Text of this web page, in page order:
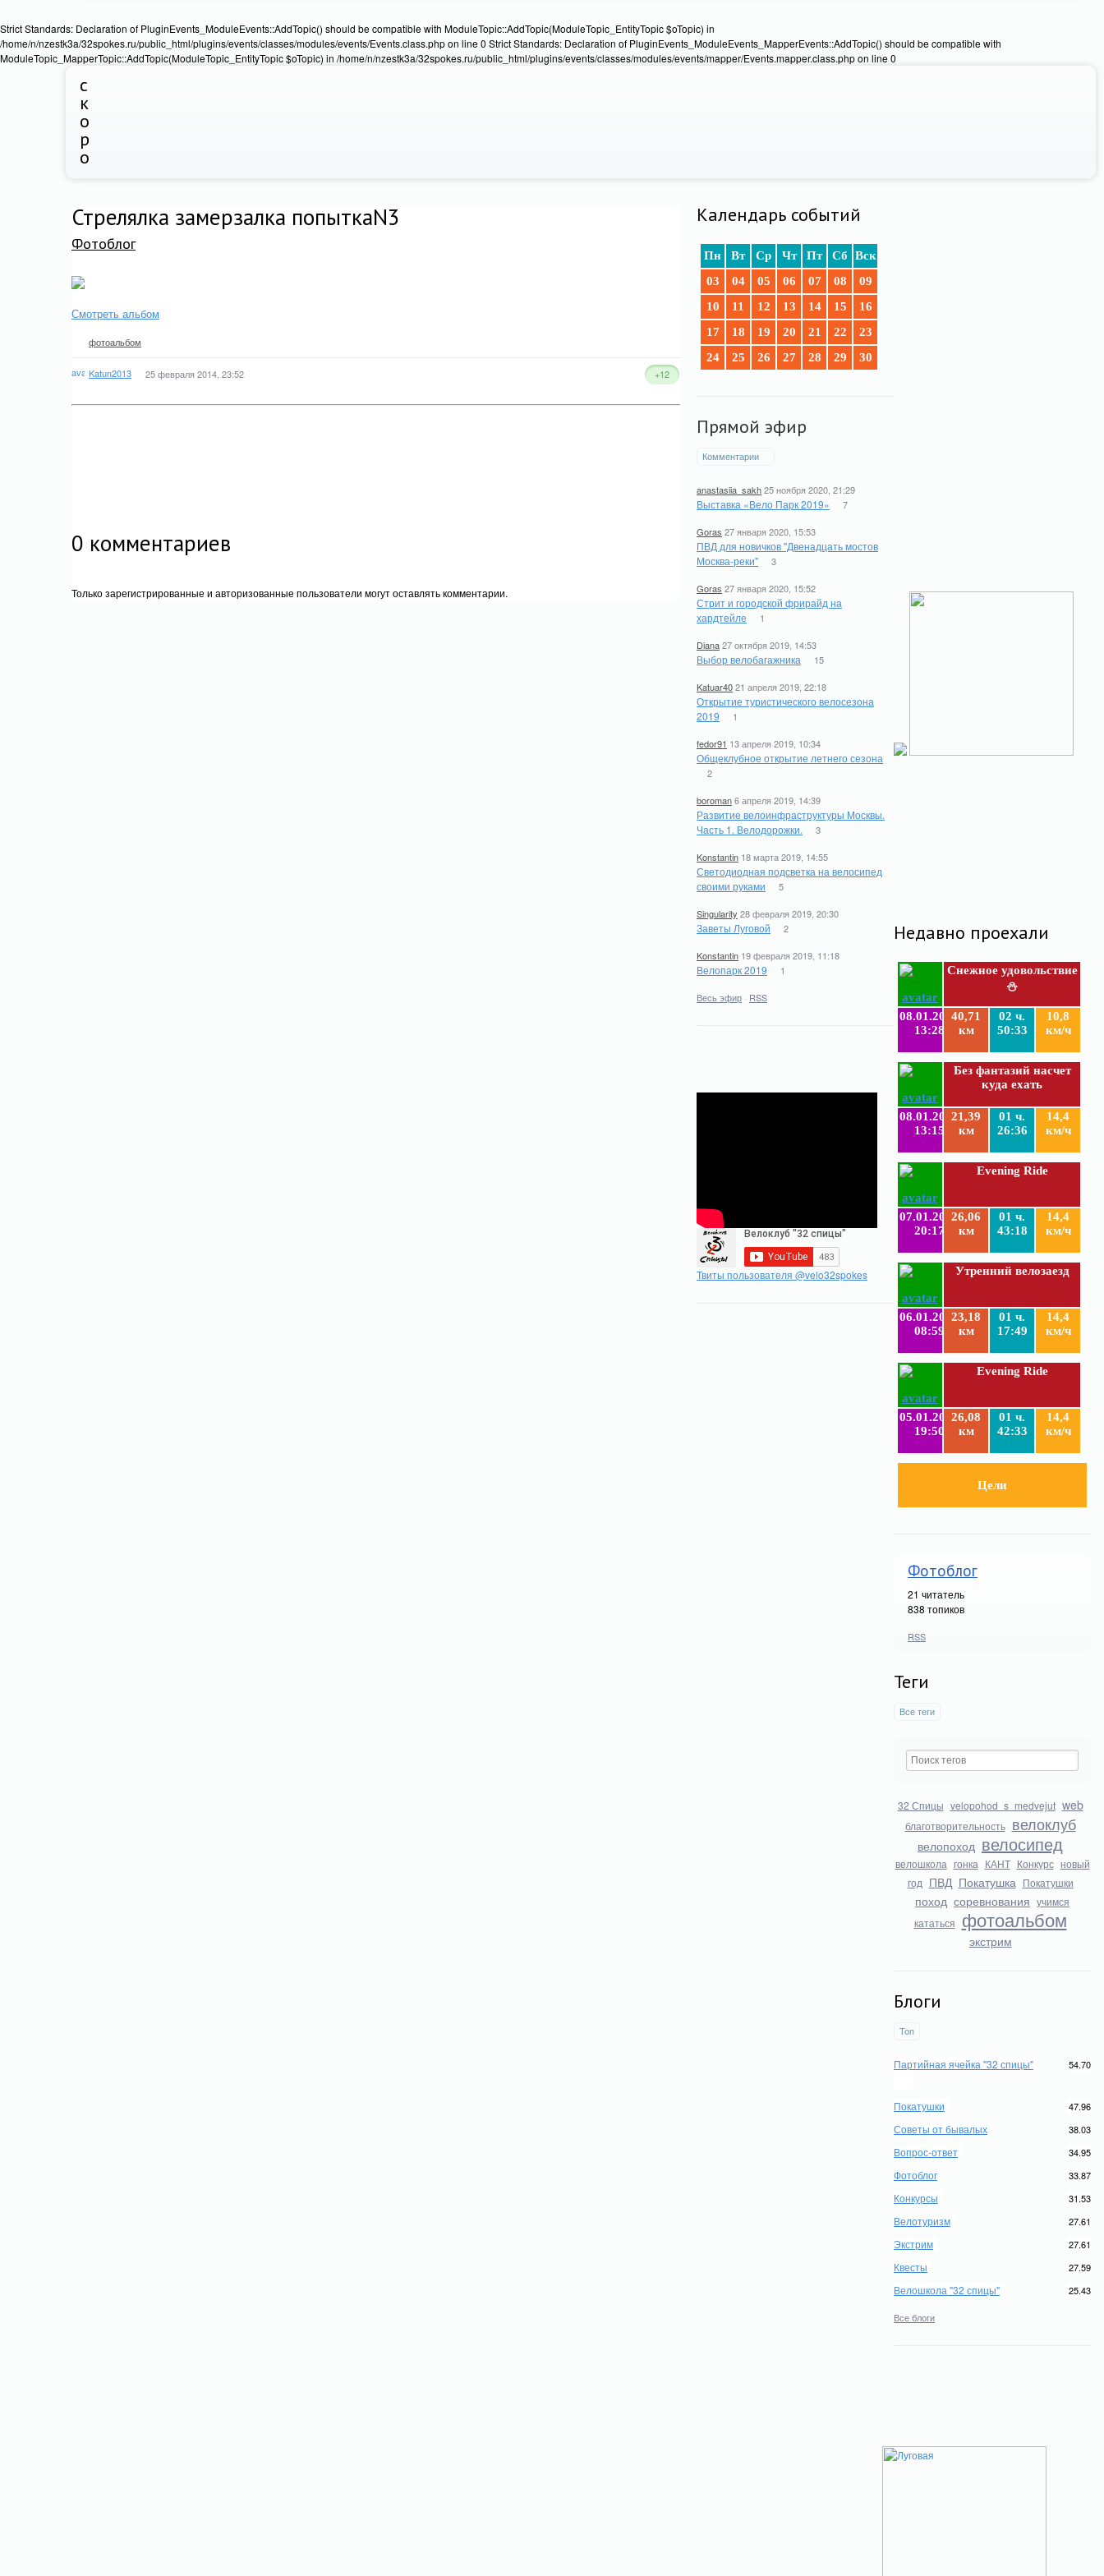
Strict Standards: Declaration of PluginEvents_ModuleEvents::AddTopic() should be compatible with ModuleTopic::AddTopic(ModuleTopic_EntityTopic $oTopic) in
/home/n/nzestk3a/32spokes.ru/public_html/plugins/events/classes/modules/events/Events.class.php on line 0 Strict Standards: Declaration of PluginEvents_ModuleEvents_MapperEvents::AddTopic() should be compatible with
ModuleTopic_MapperTopic::AddTopic(ModuleTopic_EntityTopic $oTopic) in /home/n/nzestk3a/32spokes.ru/public_html/plugins/events/classes/modules/events/mapper/Events.mapper.class.php on line 0
с
к
о
р
о
Недавно проехали
Снежное удовольствие
⛄
08.01.2019
13:28
40,71
км
02 ч.
50:33
10,8
км/ч
Без фантазий насчет
куда ехать
08.01.2019
13:15
21,39
км
01 ч.
26:36
14,4
км/ч
Evening Ride
07.01.2019
20:17
26,06
км
01 ч.
43:18
14,4
км/ч
Утренний велозаезд
06.01.2019
08:59
23,18
км
01 ч.
17:49
14,4
км/ч
Evening Ride
05.01.2019
19:50
26,08
км
01 ч.
42:33
14,4
км/ч
Цели
Фотоблог
21 читатель
838 топиков
RSS
Теги
Все теги
32 Спицы velopohod_s_medvejut web
благотворительность велоклуб
велопоход велосипед
велошкола гонка КАНТ Конкурс новый
год ПВД Покатушка Покатушки
поход соревнования учимся
кататься фотоальбом
экстрим
Блоги
Топ
Партийная ячейка "32 спицы" 54.70
Покатушки 47.96
Советы от бывалых 38.03
Вопрос-ответ 34.95
Фотоблог 33.87
Конкурсы 31.53
Велотуризм 27.61
Экстрим 27.61
Квесты 27.59
Велошкола "32 спицы" 25.43
Все блоги
Календарь событий
Пн Вт Ср Чт Пт Сб
Вск
03
04 05 06 07 08
09
10
11 12 13 14 15
16
17
18 19 20 21 22
23
24
25 26 27 28 29 30
Прямой эфир
Комментарии
anastasiia_sakh25 ноября 2020, 21:29
Выставка «Вело Парк 2019» 7
Goras 27 января 2020, 15:53
ПВД для новичков "Двенадцать мостов
Москва-реки"
3
Goras 27 января 2020, 15:52
Стрит и городской фрирайд на
хардтейле
1
Diana27 октября 2019, 14:53
Выбор велобагажника 15
Katuar4021 апреля 2019, 22:18
Открытие туристического велосезона
2019
1
fedor91 13 апреля 2019, 10:34
Общеклубное открытие летнего сезона
2
boroman6 апреля 2019, 14:39
Развитие велоинфраструктуры Москвы.
Часть 1. Велодорожки.
3
Konstantin 18 марта 2019, 14:55
Светодиодная подсветка на велосипед
своими руками
5
Singularity 28 февраля 2019, 20:30
Заветы Луговой 2
Konstantin 19 февраля 2019, 11:18
Велопарк 2019 1
Весь эфир · RSS
Твиты пользователя @velo32spokes
Стрелялка замерзалка попыткаN3
Фотоблог
Смотреть альбом
фотоальбом
Katun2013 25 февраля 2014, 23:52 +12
0 комментариев
Только зарегистрированные и авторизованные пользователи могут оставлять комментарии.